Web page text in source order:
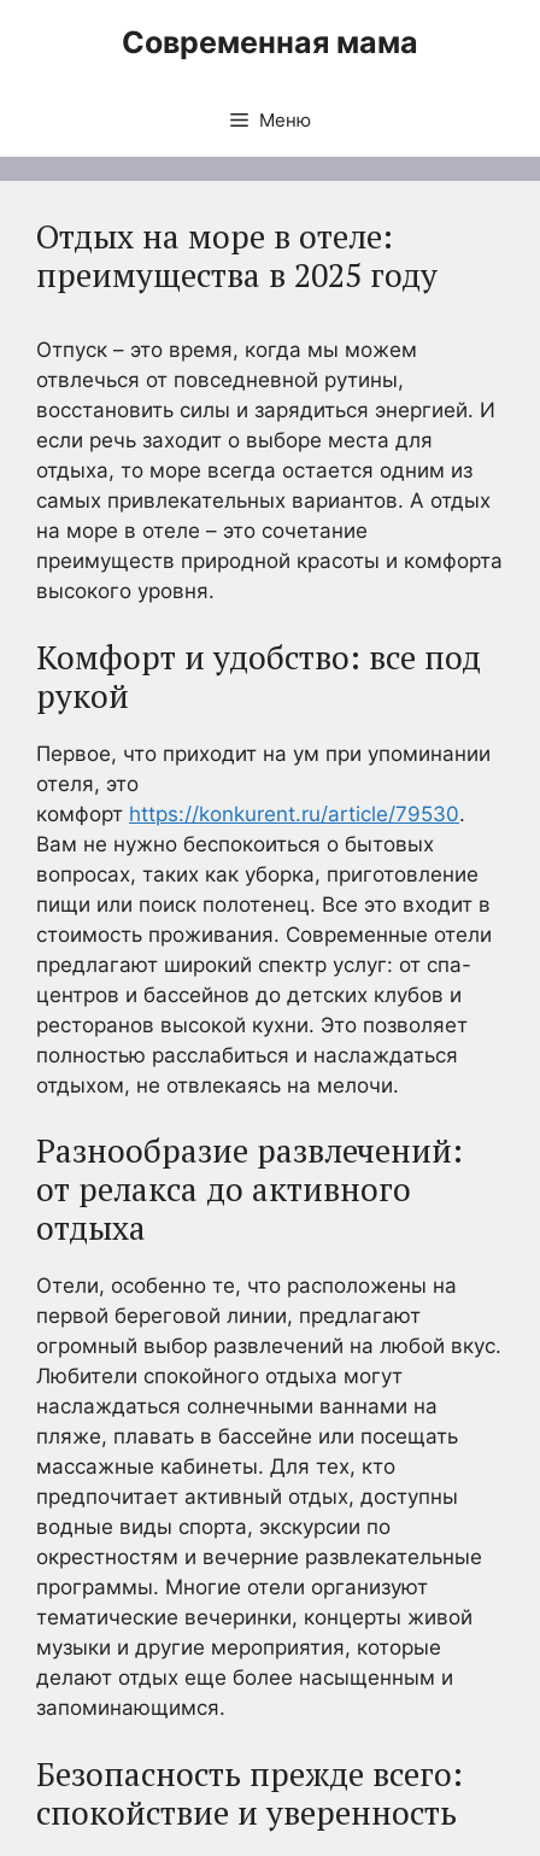
Современная мама
Меню
Отдых на море в отеле:
преимущества в 2025 году
Отпуск – это время, когда мы можем
отвлечься от повседневной рутины,
восстановить силы и зарядиться энергией. И
если речь заходит о выборе места для
отдыха, то море всегда остается одним из
самых привлекательных вариантов. А отдых
на море в отеле – это сочетание
преимуществ природной красоты и комфорта
высокого уровня.
Комфорт и удобство: все под
рукой
Первое, что приходит на ум при упоминании
отеля, это
комфорт https://konkurent.ru/article/79530.
Вам не нужно беспокоиться о бытовых
вопросах, таких как уборка, приготовление
пищи или поиск полотенец. Все это входит в
стоимость проживания. Современные отели
предлагают широкий спектр услуг: от спа-
центров и бассейнов до детских клубов и
ресторанов высокой кухни. Это позволяет
полностью расслабиться и наслаждаться
отдыхом, не отвлекаясь на мелочи.
Разнообразие развлечений:
от релакса до активного
отдыха
Отели, особенно те, что расположены на
первой береговой линии, предлагают
огромный выбор развлечений на любой вкус.
Любители спокойного отдыха могут
наслаждаться солнечными ваннами на
пляже, плавать в бассейне или посещать
массажные кабинеты. Для тех, кто
предпочитает активный отдых, доступны
водные виды спорта, экскурсии по
окрестностям и вечерние развлекательные
программы. Многие отели организуют
тематические вечеринки, концерты живой
музыки и другие мероприятия, которые
делают отдых еще более насыщенным и
запоминающимся.
Безопасность прежде всего:
спокойствие и уверенность